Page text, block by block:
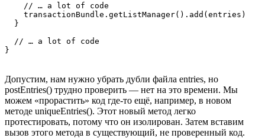
// … a lot of code
transactionBundle.getListManager().add(entries)
}
// … a lot of code
}
Допустим, нам нужно убрать дубли файла entries, но
postEntries() трудно проверить — нет на это времени. Мы
можем «прорастить» код где-то ещё, например, в новом
методе uniqueEntries(). Этот новый метод легко
протестировать, потому что он изолирован. Затем вставим
вызов этого метода в существующий, не проверенный код.